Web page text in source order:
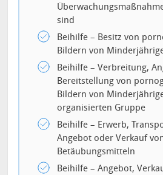
sind
Beihilfe – Besitz von
Bildern von
Beihilfe – Verbreitung,
Bereitstellung von
Bildern von
organisierten Gruppe
Beihilfe – Erwerb,
Angebot oder Verkauf
Betäubungsmitteln
Beihilfe – Angebot,